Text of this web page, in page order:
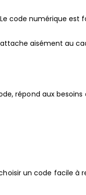
code numérique est
aisément au
répond aux
un code facile à